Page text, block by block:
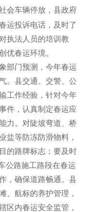
会车辆停放，县政府
运投诉电话，及时了
执法人员的培训教
优春运环境。
部门预测，今年春运
。县交通、交警、公
工作经验，针对今年
件，认真制定春运应
力。对陡坡弯道、桥
盐等防冻防滑物料，
的路牌标志；要及时
公路施工路段在春运
，确保道路畅通。县
、航标的养护管理，
区内春运安全监管，